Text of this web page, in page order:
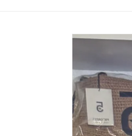
Passa alle